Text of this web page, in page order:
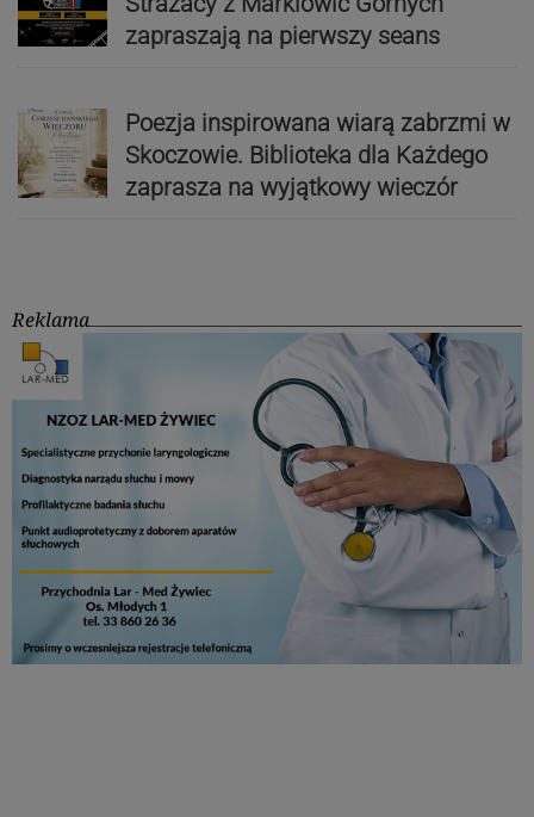
zapraszają na pierwszy seans
Poezja inspirowana wiarą zabrzmi w
Skoczowie. Biblioteka dla Każdego
zaprasza na wyjątkowy wieczór
Reklama